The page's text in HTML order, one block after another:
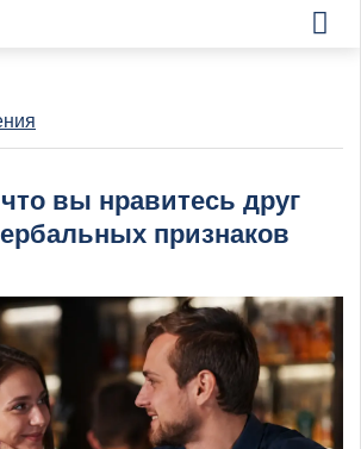
вы нравитесь друг
признаков